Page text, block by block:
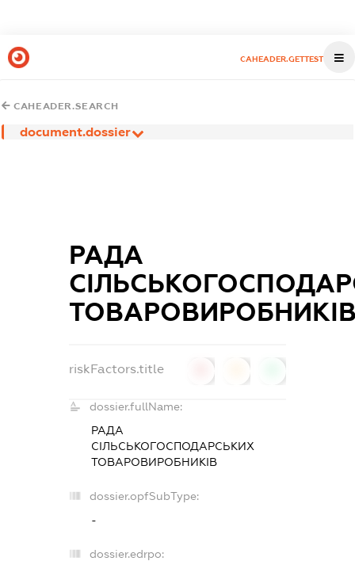
CAHEADER.GETTEST
CAHEADER.SEARCH
document.dossier
РАДА
riskFactors.title
dossier.fullName:
РАДА
СІЛЬСЬКОГОСПОДАРСЬКИХ
ТОВАРОВИРОБНИКІВ
dossier.opfSubType:
-
dossier.edrpo: